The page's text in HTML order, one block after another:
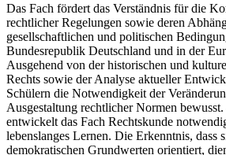
Das Fach fördert das Verständnis für die
rechtlicher Regelungen sowie deren
gesellschaftlichen und politischen
Bundesrepublik Deutschland und in der
Ausgehend von der historischen und
Rechts sowie der Analyse aktueller
Schülern die Notwendigkeit der
Ausgestaltung rechtlicher Normen
entwickelt das Fach Rechtskunde
lebenslanges Lernen. Die Erkenntnis, dass
demokratischen Grundwerten orientiert,